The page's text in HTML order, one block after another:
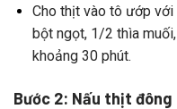
Cho thịt vào tô ướp với
bột ngọt, 1/2 thìa muối,
khoảng 30 phút.
Bước 2: Nấu thịt đông